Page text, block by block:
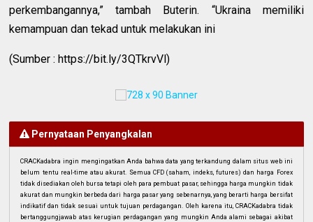
perkembangannya,” tambah Buterin. “Ukraina memiliki
kemampuan dan tekad untuk melakukan ini
(Sumber : https://bit.ly/3QTkrvVl)
Pernyataan Penyangkalan
CRACKadabra ingin mengingatkan Anda bahwa data yang terkandung dalam situs web ini
belum tentu real-time atau akurat. Semua CFD (saham, indeks, futures) dan harga Forex
tidak disediakan oleh bursa tetapi oleh para pembuat pasar, sehingga harga mungkin tidak
akurat dan mungkin berbeda dari harga pasar yang sebenarnya, yang berarti harga bersifat
indikatif dan tidak sesuai untuk tujuan perdagangan. Oleh karena itu, CRACKadabra tidak
bertanggungjawab atas kerugian perdagangan yang mungkin Anda alami sebagai akibat